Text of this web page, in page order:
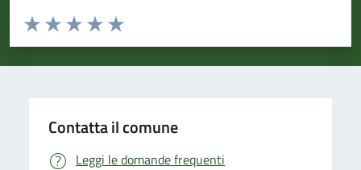
Valuta da 1 a 5 stelle la pagina
Valuta 5 stelle su 5
Valuta 4 stelle su 5
Valuta 3 stelle su 5
Valuta 2 stelle su 5
Valuta 1 stelle su 5
Contatta il comune
Leggi le domande frequenti